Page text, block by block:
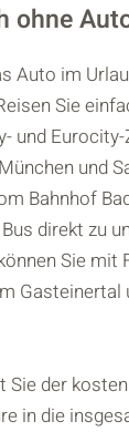
ohne
Auto im
Sie
und
und
Bahnhof
direkt zu
Sie mit
Gasteinertal
Sie der
in die